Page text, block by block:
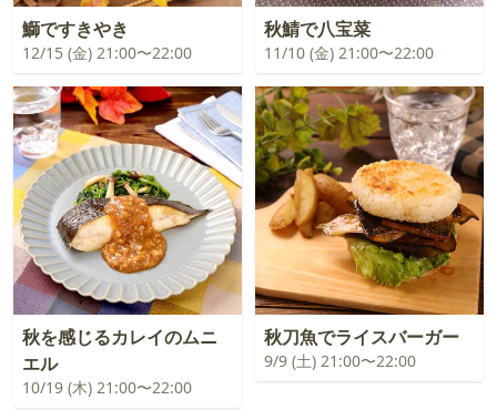
鰤ですきやき
12/15 (金) 21:00〜22:00
秋鯖で八宝菜
11/10 (金) 21:00〜22:00
秋を感じるカレイのムニ
エル
10/19 (木) 21:00〜22:00
秋刀魚でライスバーガー
9/9 (土) 21:00〜22:00